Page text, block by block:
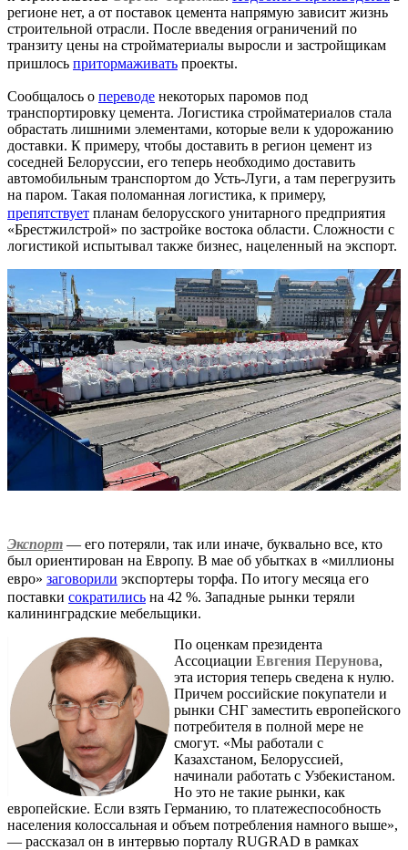
регионе нет, а от поставок цемента напрямую зависит жизнь
строительной отрасли. После введения ограничений по
транзиту цены на стройматериалы выросли и застройщикам
пришлось притормаживать проекты.
Сообщалось о переводе некоторых паромов под
транспортировку цемента. Логистика стройматериалов стала
обрастать лишними элементами, которые вели к удорожанию
доставки. К примеру, чтобы доставить в регион цемент из
соседней Белоруссии, его теперь необходимо доставить
автомобильным транспортом до Усть-Луги, а там перегрузить
на паром. Такая поломанная логистика, к примеру,
препятствует планам белорусского унитарного предприятия
«Брестжилстрой» по застройке востока области. Сложности с
логистикой испытывал также бизнес, нацеленный на экспорт.
Экспорт — его потеряли, так или иначе, буквально все, кто
был ориентирован на Европу. В мае об убытках в «миллионы
евро» заговорили экспортеры торфа. По итогу месяца его
поставки сократились на 42 %. Западные рынки теряли
калининградские мебельщики.
По оценкам президента
Ассоциации Евгения Перунова,
эта история теперь сведена к нулю.
Причем российские покупатели и
рынки СНГ заместить европейского
потребителя в полной мере не
смогут. «Мы работали с
Казахстаном, Белоруссией,
начинали работать с Узбекистаном.
Но это не такие рынки, как
европейские. Если взять Германию, то платежеспособность
населения колоссальная и объем потребления намного выше»,
— рассказал он в интервью порталу RUGRAD в рамках